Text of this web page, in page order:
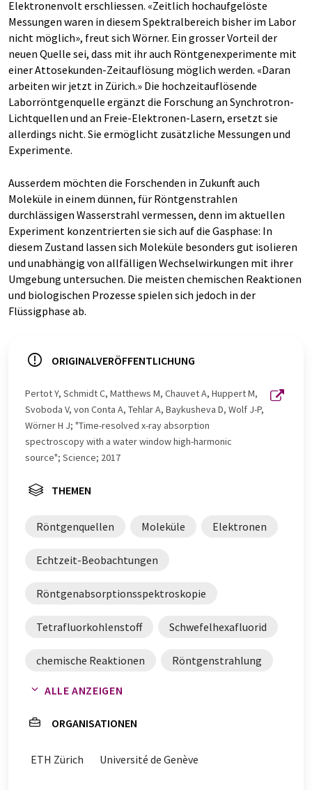
Elektronenvolt erschliessen. «Zeitlich hochaufgelöste
Messungen waren in diesem Spektralbereich bisher im Labor
nicht möglich», freut sich Wörner. Ein grosser Vorteil der
neuen Quelle sei, dass mit ihr auch Röntgenexperimente mit
einer Attosekunden-Zeitauflösung möglich werden. «Daran
arbeiten wir jetzt in Zürich.» Die hochzeitauflösende
Laborröntgenquelle ergänzt die Forschung an Synchrotron-
Lichtquellen und an Freie-Elektronen-Lasern, ersetzt sie
allerdings nicht. Sie ermöglicht zusätzliche Messungen und
Experimente.
Ausserdem möchten die Forschenden in Zukunft auch
Moleküle in einem dünnen, für Röntgenstrahlen
durchlässigen Wasserstrahl vermessen, denn im aktuellen
Experiment konzentrierten sie sich auf die Gasphase: In
diesem Zustand lassen sich Moleküle besonders gut isolieren
und unabhängig von allfälligen Wechselwirkungen mit ihrer
Umgebung untersuchen. Die meisten chemischen Reaktionen
und biologischen Prozesse spielen sich jedoch in der
Flüssigphase ab.
ORIGINALVERÖFFENTLICHUNG
Pertot Y, Schmidt C, Matthews M, Chauvet A, Huppert M,
Svoboda V, von Conta A, Tehlar A, Baykusheva D, Wolf J-P,
Wörner H J; "Time-resolved x-ray absorption
spectroscopy with a water window high-harmonic
source"; Science; 2017
THEMEN
Röntgenquellen Moleküle Elektronen
Echtzeit-Beobachtungen
Röntgenabsorptionsspektroskopie
Tetrafluorkohlenstoff Schwefelhexafluorid
chemische Reaktionen Röntgenstrahlung
Lasersysteme
ALLE ANZEIGEN
ORGANISATIONEN
ETH Zürich Université de Genève